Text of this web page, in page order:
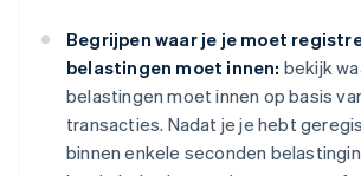
Begrijpen waar je je moet
belastingen moet innen: bekijk
belastingen moet innen op basis
transacties. Nadat je je hebt
binnen enkele seconden